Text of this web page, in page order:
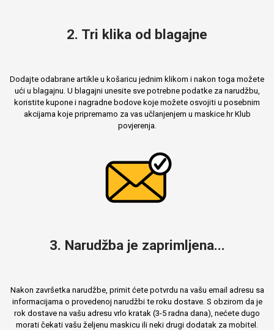
2. Tri klika od blagajne
Dodajte odabrane artikle u košaricu jednim klikom i nakon toga možete
ući u blagajnu. U blagajni unesite sve potrebne podatke za narudžbu,
koristite kupone i nagradne bodove koje možete osvojiti u posebnim
akcijama koje pripremamo za vas učlanjenjem u maskice.hr Klub
povjerenja.
3. Narudžba je zaprimljena...
Nakon završetka narudžbe, primit ćete potvrdu na vašu email adresu sa
informacijama o provedenoj narudžbi te roku dostave. S obzirom da je
rok dostave na vašu adresu vrlo kratak (3-5 radna dana), nećete dugo
morati čekati vašu željenu maskicu ili neki drugi dodatak za mobitel.